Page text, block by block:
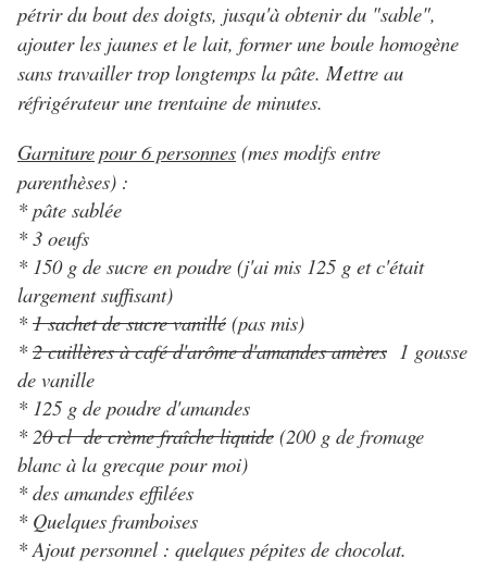
pétrir du bout des doigts, jusqu'à obtenir du "sable",
ajouter les jaunes et le lait, former une boule homogène
sans travailler trop longtemps la pâte. Mettre au
réfrigérateur une trentaine de minutes.
Garniturepour 6 personnes (mes modifs entre
parenthèses) :
* pâte sablée
* 3 oeufs
* 150 g de sucre en poudre (j'ai mis 125 g et c'était
largement suffisant)
* 1 sachet de sucre vanillé (pas mis)
* 2 cuillères à café d'arôme d'amandes amères 1 gousse
de vanille
* 125 g de poudre d'amandes
* 20 cl de crème fraîche liquide (200 g de fromage
blanc à la grecque pour moi)
* des amandes effilées
* Quelques framboises
* Ajout personnel : quelques pépites de chocolat.